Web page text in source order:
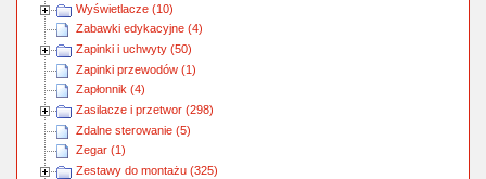
Wyświetlacze (10)
Zabawki edykacyjne (4)
Zapinki i uchwyty (50)
Zapinki przewodów (1)
Zapłonnik (4)
Zasilacze i przetwor (298)
Zdalne sterowanie (5)
Zegar (1)
Zestawy do montażu (325)